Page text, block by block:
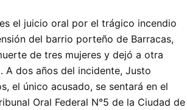
el juicio oral por el trágico incendio
del barrio porteño de Barracas,
de tres mujeres y dejó a otra
A dos años del incidente, Justo
el único acusado, se sentará en el
Oral Federal N°5 de la Ciudad de